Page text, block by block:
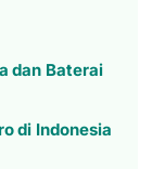
dan Baterai
di Indonesia